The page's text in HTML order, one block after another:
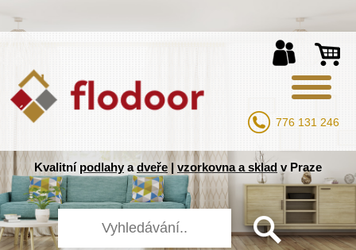
776 131 246
Kvalitní podlahyadveře| vzorkovna a sklad v Praze